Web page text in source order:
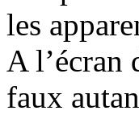
les
A l’écran
faux